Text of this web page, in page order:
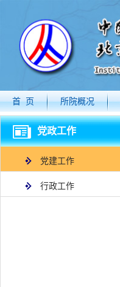
首 页 所院概况
党政工作
党建工作
行政工作